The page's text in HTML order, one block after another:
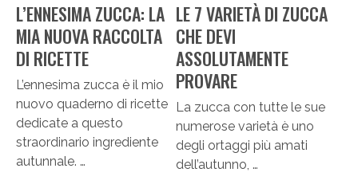
L’ENNESIMA ZUCCA: LA
MIA NUOVA RACCOLTA
DI RICETTE
L’ennesima zucca è il mio
nuovo quaderno di ricette
dedicate a questo
straordinario ingrediente
autunnale. …
LE 7 VARIETÀ DI ZUCCA
CHE DEVI
ASSOLUTAMENTE
PROVARE
La zucca con tutte le sue
numerose varietà è uno
degli ortaggi più amati
dell’autunno, …